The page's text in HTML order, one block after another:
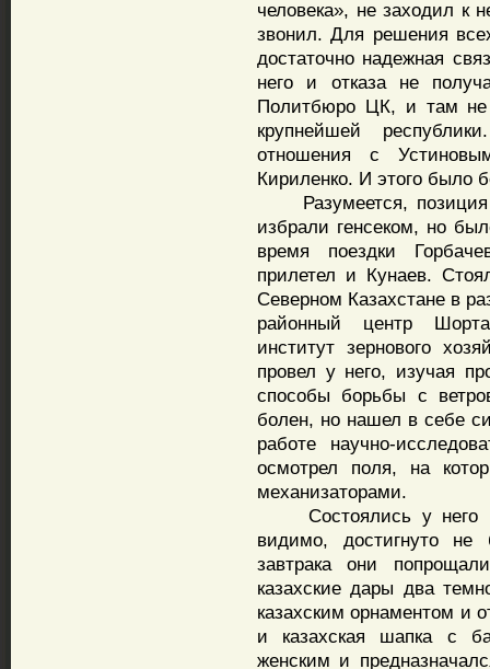
человека», не заходил к
звонил. Для решения
достаточно надежная
него и отказа не
Политбюро ЦК, и там не
крупнейшей
отношения с
Кириленко. И этого было
Разумеется, позиция
избрали генсеком, но
время поездки
прилетел и Кунаев.
Северном Казахстане в
районный центр
институт зернового
провел у него, изучая
способы борьбы с
болен, но нашел в себе
работе научно-
осмотрел поля, на
механизаторами.
Состоялись у него и
видимо, достигнуто
завтрака они
казахские дары два
казахским орнаментом и
и казахская шапка с
женским и